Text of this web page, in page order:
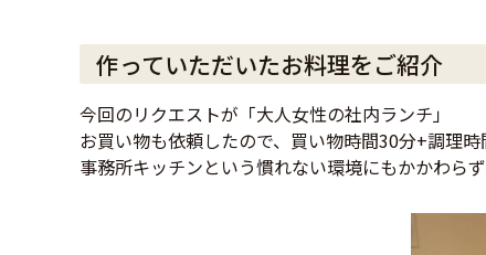
作っていただいたお料理をご紹介
今回のリクエストが「大人女性の社内ランチ」
お買い物も依頼したので、買い物時間30分+調理
事務所キッチンという慣れない環境にもかかわら